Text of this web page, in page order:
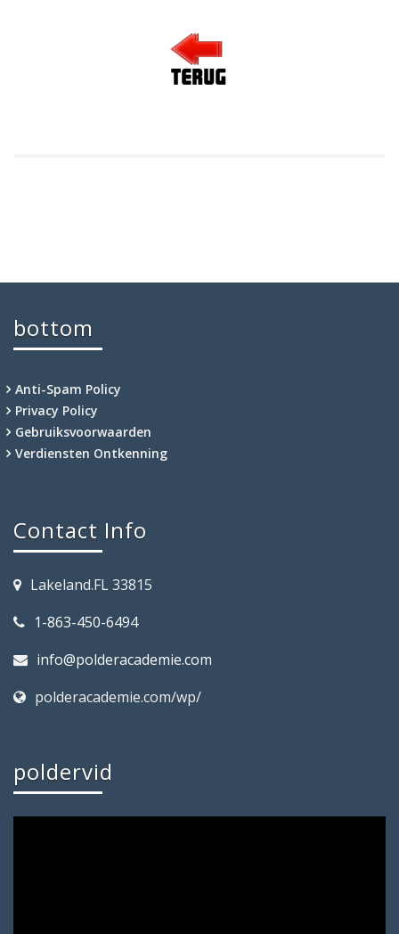
bottom
Anti-Spam Policy
Privacy Policy
Gebruiksvoorwaarden
Verdiensten Ontkenning
Contact Info
Lakeland.FL 33815
1-863-450-6494
info@polderacademie.com
polderacademie.com/wp/
poldervid